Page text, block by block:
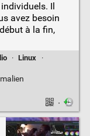
Il
avez besoin
à la fin,
· Linux
·
·